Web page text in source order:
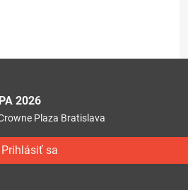
2026
Plaza Bratislava
Prihlásiť sa